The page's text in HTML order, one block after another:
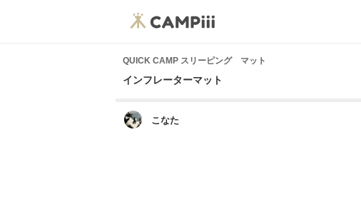
QUICK CAMP スリーピング マット
インフレーターマット
こなた